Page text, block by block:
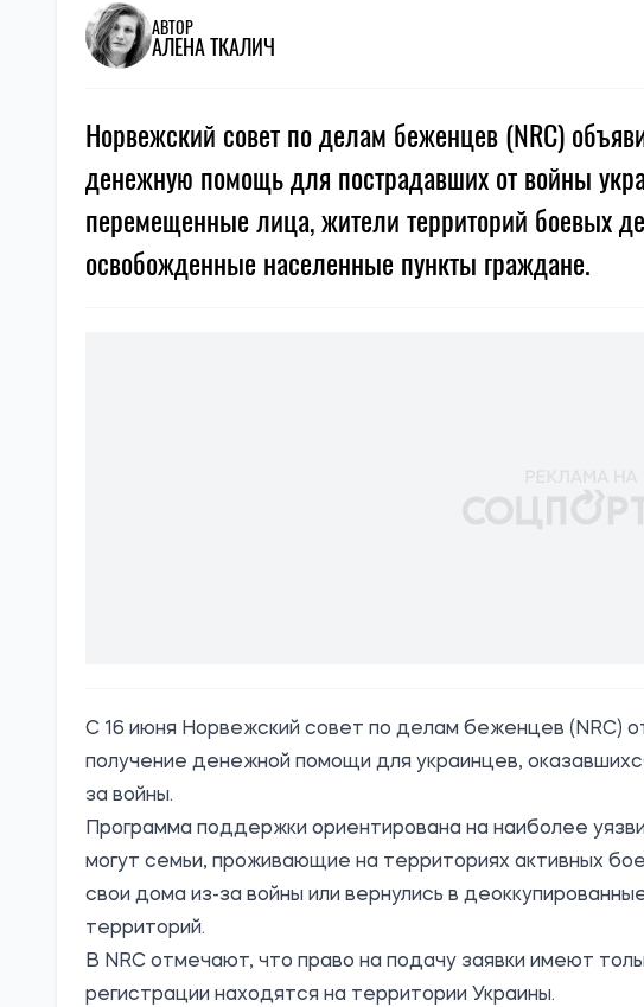
АВТОР
АЛЕНА ТКАЛИЧ
Норвежский совет по делам беженцев (NRC)
денежную помощь для пострадавших от войны
перемещенные лица, жители территорий боевых
освобожденные населенные пункты граждане.
С 16 июня Норвежский совет по делам беженцев (NRC)
получение денежной помощи для украинцев,
за войны.
Программа поддержки ориентирована на наиболее
могут семьи, проживающие на территориях активных
свои дома из-за войны или вернулись в
территорий.
В NRC отмечают, что право на подачу заявки имеют
регистрации находятся на территории Украины.